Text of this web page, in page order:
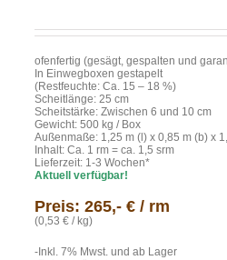
ofenfertig (gesägt, gespalten und
In Einwegboxen gestapelt
(Restfeuchte: Ca. 15 – 18 %)
Scheitlänge: 25 cm
Scheitstärke: Zwischen 6 und 10 cm
Gewicht: 500 kg / Box
Außenmaße: 1,25 m (l) x 0,85 m (b) x
Inhalt: Ca. 1 rm = ca. 1,5 srm
Lieferzeit: 1-3 Wochen*
Aktuell verfügbar!
Preis: 265,- € / rm
(0,53 € / kg)
-Inkl. 7% Mwst. und ab Lager